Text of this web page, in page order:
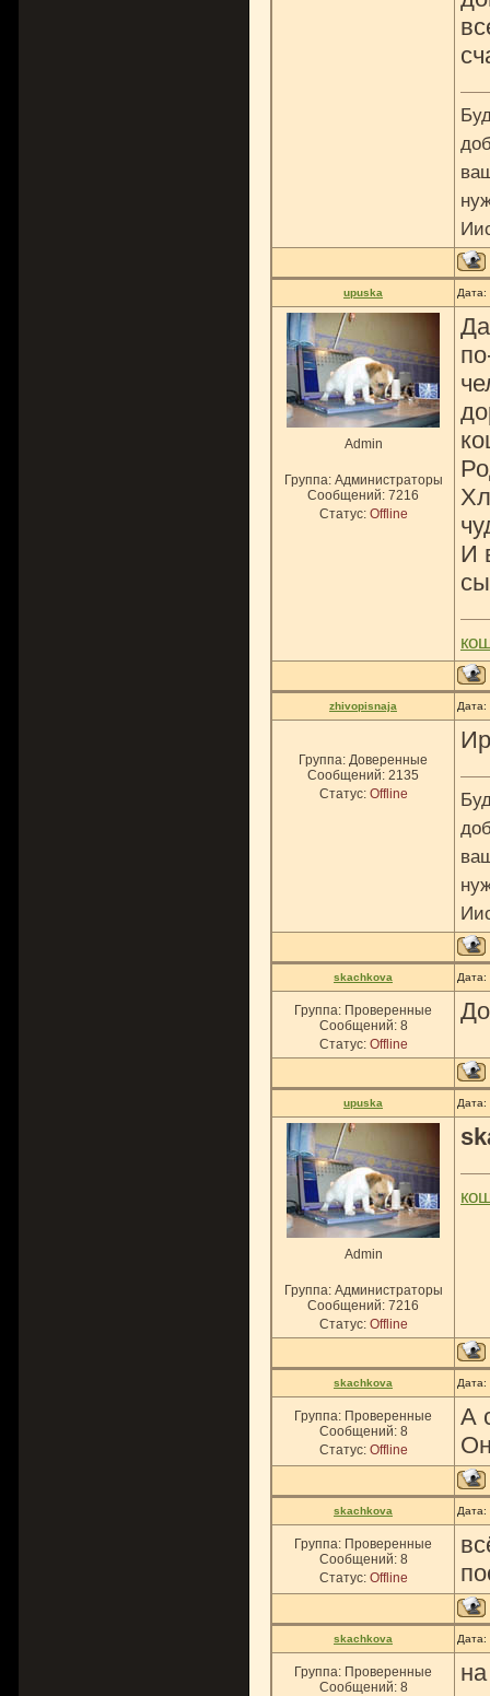
upuska Дата:
Admin
Группа: Администраторы
Сообщений: 7216
Статус: Offline
И
zhivopisnaja Дата:
Группа: Доверенные
Сообщений: 2135
Статус: Offline
skachkova Дата:
Группа: Проверенные
Сообщений: 8
Статус: Offline
upuska Дата:
Admin
Группа: Администраторы
Сообщений: 7216
Статус: Offline
skachkova Дата:
Группа: Проверенные
Сообщений: 8
Статус: Offline
А
skachkova Дата:
Группа: Проверенные
Сообщений: 8
Статус: Offline
skachkova Дата:
Группа: Проверенные
Сообщений: 8